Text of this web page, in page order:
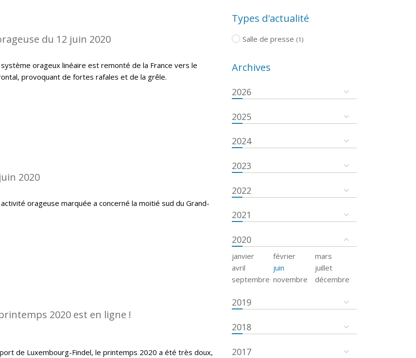
du 12 juin 2020
orageux linéaire est remonté de la France vers le
provoquant de fortes rafales et de la grêle.
2020
orageuse marquée a concerné la moitié sud du Grand-
2020 est en ligne !
de Luxembourg-Findel, le printemps 2020 a été très doux,
Types d'actualité
Salle de presse (1)
Archives
2026
2025
2024
2023
2022
2021
2020
janvier février
mars
avril
juin
juillet
septembre novembre décembre
2019
2018
2017